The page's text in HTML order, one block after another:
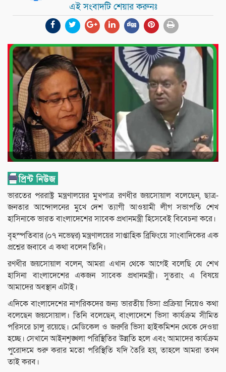
এই সংবাদটি শেয়ার করুনঃ
ভারতের পররাষ্ট্র মন্ত্রণালয়ের মুখপাত্র রণধীর জয়সোয়াল বলেছেন, ছাত্র-
জনতার আন্দোলনের মুখে দেশ ত্যাগী আওয়ামী লীগ সভাপতি শেখ
হাসিনাকে ভারত বাংলাদেশের সাবেক প্রধানমন্ত্রী হিসেবেই বিবেচনা করে।
বৃহস্পতিবার (০৭ নভেম্বর) মন্ত্রণালয়ের সাপ্তাহিক ব্রিফিংয়ে সাংবাদিকের এক
প্রশ্নের জবাবে এ কথা বলেন তিনি।
রণধীর জয়সোয়াল বলেন, আমরা এখান থেকে আগেই বলেছি যে শেখ
হাসিনা বাংলাদেশের একজন সাবেক প্রধানমন্ত্রী। সুতরাং এ বিষয়ে
আমাদের অবস্থান এটাই।
এদিকে বাংলাদেশের নাগরিকদের জন্য ভারতীয় ভিসা প্রক্রিয়া নিয়েও কথা
বলেছেন জয়সোয়াল। তিনি বলেছেন, বাংলাদেশে ভিসা কার্যক্রম সীমিত
পরিসরে চালু রয়েছে। মেডিকেল ও জরুরি ভিসা হাইকমিশন থেকে দেওয়া
হচ্ছে। সেখানে আইনশৃঙ্খলা পরিস্থিতির উন্নতি হলে এবং আমাদের কার্যক্রম
পুরোদমে শুরু করার মতো পরিস্থিতি যদি তৈরি হয়, তাহলে আমরা তখন
তাই করব।